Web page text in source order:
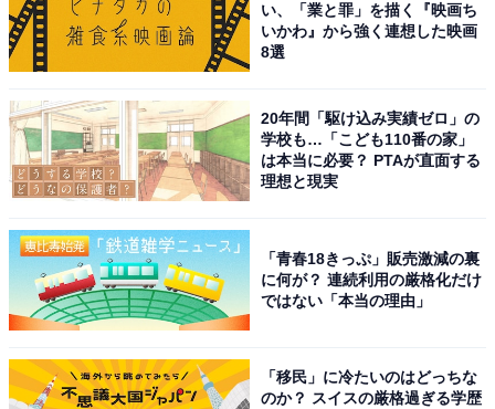
い、「業と罪」を描く『映画ち
いかわ』から強く連想した映画
8選
20年間「駆け込み実績ゼロ」の
学校も…「こども110番の家」
は本当に必要？ PTAが直面する
理想と現実
「青春18きっぷ」販売激減の裏
に何が？ 連続利用の厳格化だけ
ではない「本当の理由」
「移民」に冷たいのはどっちな
のか？ スイスの厳格過ぎる学歴